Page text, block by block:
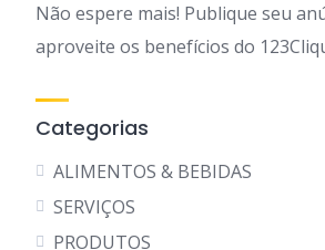
Não espere mais! Publique seu
aproveite os benefícios do
Categorias
ALIMENTOS & BEBIDAS
SERVIÇOS
PRODUTOS